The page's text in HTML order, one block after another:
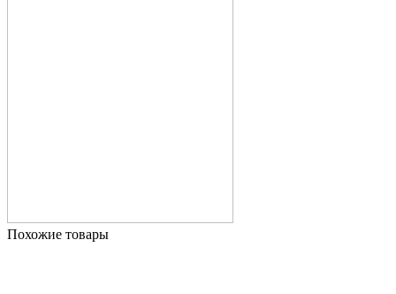
Похожие товары